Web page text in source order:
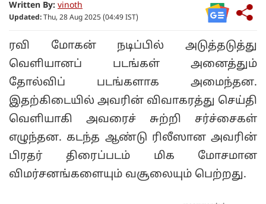
Written By: vinoth
Updated: Thu, 28 Aug 2025 (04:49 IST)
ரவி மோகன் நடிப்பில் அடுத்தடுத்து
வெளியானப் படங்கள் அனைத்தும்
தோல்விப் படங்களாக அமைந்தன.
இதற்கிடையில் அவரின் விவாகரத்து செய்தி
வெளியாகி அவரைச் சுற்றி சர்ச்சைகள்
எழுந்தன. கடந்த ஆண்டு ரிலீஸான அவரின்
பிரதர் திரைப்படம் மிக மோசமான
விமர்சனங்களையும் வசூலையும் பெற்றது.